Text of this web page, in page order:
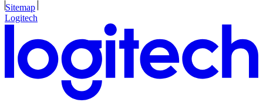
Sitemap
Logitech